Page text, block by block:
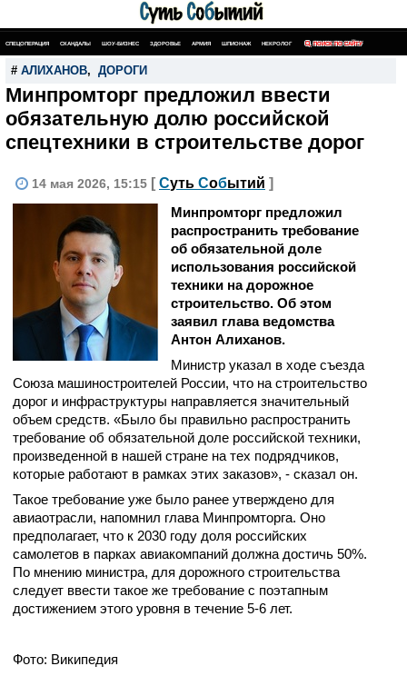
СПЕЦОПЕРАЦИЯ СКАНДАЛЫ ШОУ-БИЗНЕС ЗДОРОВЬЕ АРМИЯ ШПИОНАЖ НЕКРОЛОГ ПОИСК ПО САЙТУ
# АЛИХАНОВ, ДОРОГИ
Минпромторг предложил ввести
обязательную долю российской
спецтехники в строительстве дорог
14 мая 2026, 15:15 [ Суть Событий ]
Минпромторг предложил
распространить требование
об обязательной доле
использования российской
техники на дорожное
строительство. Об этом
заявил глава ведомства
Антон Алиханов.
Министр указал в ходе съезда
Союза машиностроителей России, что на строительство
дорог и инфраструктуры направляется значительный
объем средств. «Было бы правильно распространить
требование об обязательной доле российской техники,
произведенной в нашей стране на тех подрядчиков,
которые работают в рамках этих заказов», - сказал он.
Такое требование уже было ранее утверждено для
авиаотрасли, напомнил глава Минпромторга. Оно
предполагает, что к 2030 году доля российских
самолетов в парках авиакомпаний должна достичь 50%.
По мнению министра, для дорожного строительства
следует ввести такое же требование с поэтапным
достижением этого уровня в течение 5-6 лет.
Фото: Википедия